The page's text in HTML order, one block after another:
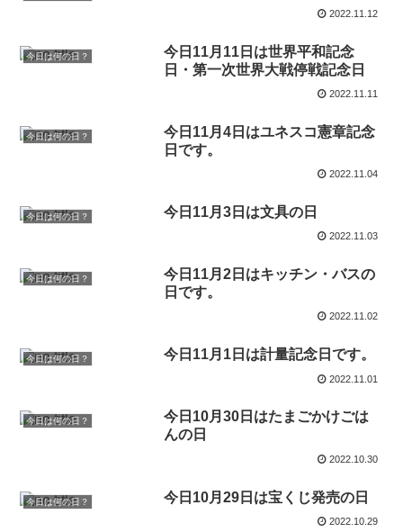
2022.11.12
今日は何の日？
今日11月11日は世界平和記念
日・第一次世界大戦停戦記念日
2022.11.11
今日は何の日？
今日11月4日はユネスコ憲章記念
日です。
2022.11.04
今日は何の日？ 今日11月3日は文具の日
2022.11.03
今日は何の日？
今日11月2日はキッチン・バスの
日です。
2022.11.02
今日は何の日？ 今日11月1日は計量記念日です。
2022.11.01
今日は何の日？
今日10月30日はたまごかけごは
んの日
2022.10.30
今日は何の日？ 今日10月29日は宝くじ発売の日
2022.10.29